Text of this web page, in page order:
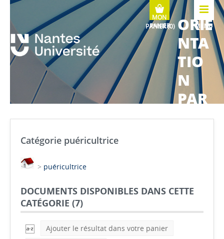
MENU
ORIE
NTA
TIO
N
PAR
COU
Catégorie puéricultrice
> puéricultrice
DOCUMENTS DISPONIBLES DANS CETTE
CATÉGORIE (7)
Ajouter le résultat dans votre panier